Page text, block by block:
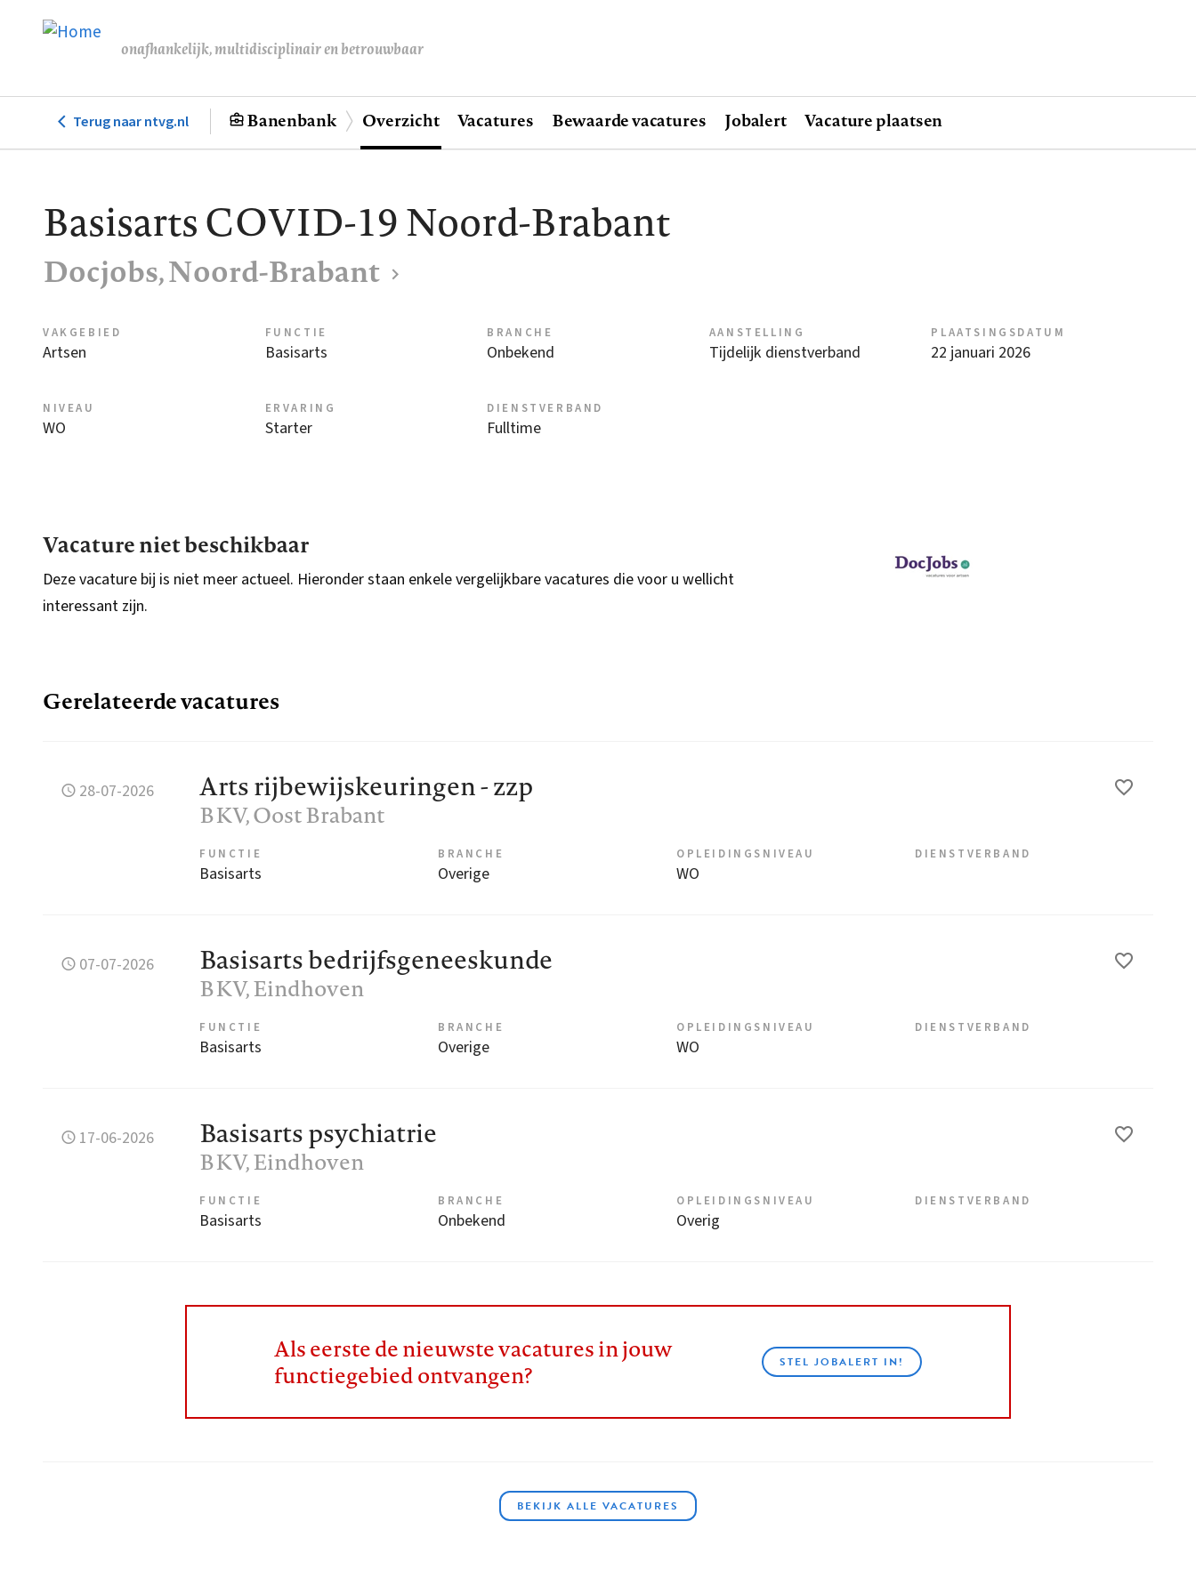
de
onafhankelijk, multidisciplinair en betrouwbaar
Hoofdnavigatie
Terug naar ntvg.nl Banenbank Overzicht Vacatures Bewaarde vacatures Jobalert Vacature plaatsen
Basisarts COVID-19 Noord-Brabant
Docjobs, Noord-Brabant
VAKGEBIED
Artsen
FUNCTIE
Basisarts
BRANCHE
Onbekend
AANSTELLING
Tijdelijk dienstverband
PLAATSINGSDATUM
22 januari 2026
NIVEAU
WO
ERVARING
Starter
DIENSTVERBAND
Fulltime
Vacature niet beschikbaar
Deze vacature bij is niet meer actueel. Hieronder staan enkele vergelijkbare vacatures die voor u wellicht
interessant zijn.
Gerelateerde vacatures
28-07-2026 Arts rijbewijskeuringen - zzp
BKV, Oost Brabant
FUNCTIE
Basisarts
BRANCHE
Overige
OPLEIDINGSNIVEAU
WO
DIENSTVERBAND
07-07-2026 Basisarts bedrijfsgeneeskunde
BKV, Eindhoven
FUNCTIE
Basisarts
BRANCHE
Overige
OPLEIDINGSNIVEAU
WO
DIENSTVERBAND
17-06-2026 Basisarts psychiatrie
BKV, Eindhoven
FUNCTIE
Basisarts
BRANCHE
Onbekend
OPLEIDINGSNIVEAU
Overig
DIENSTVERBAND
Als eerste de nieuwste vacatures in jouw
functiegebied ontvangen?
STEL JOBALERT IN!
BEKIJK ALLE VACATURES